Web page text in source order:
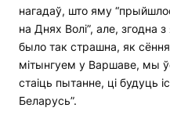
нагадаў, што яму
на Днях Волі”, але, згодна
было так страшна, як
мітынгуем у Варшаве, мы
стаіць пытанне, ці будуць
Беларусь”.